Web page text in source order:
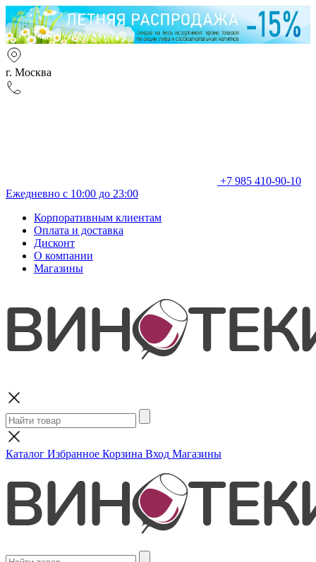
г. Москва
+7 985 410-90-10
Ежедневно с 10:00 до 23:00
Корпоративным клиентам
Оплата и доставка
Дисконт
О компании
Магазины
Каталог Избранное Корзина Вход Магазины